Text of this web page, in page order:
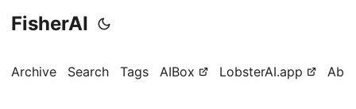
FisherAI
Archive Search Tags AIBox LobsterAI.app